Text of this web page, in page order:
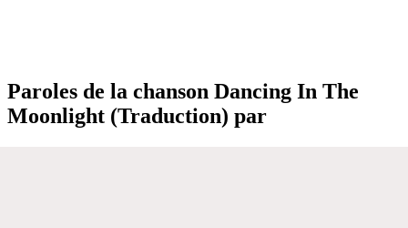
Paroles de la chanson Dancing In The
Moonlight (Traduction) par